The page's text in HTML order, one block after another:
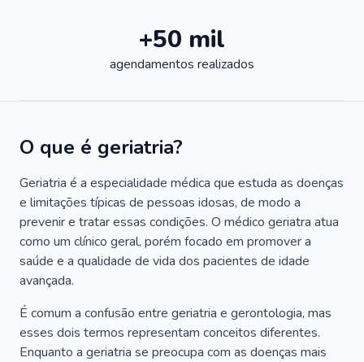
+50 mil
agendamentos realizados
O que é geriatria?
Geriatria é a especialidade médica que estuda as doenças
e limitações típicas de pessoas idosas, de modo a
prevenir e tratar essas condições. O médico geriatra atua
como um clínico geral, porém focado em promover a
saúde e a qualidade de vida dos pacientes de idade
avançada.
É comum a confusão entre geriatria e gerontologia, mas
esses dois termos representam conceitos diferentes.
Enquanto a geriatria se preocupa com as doenças mais